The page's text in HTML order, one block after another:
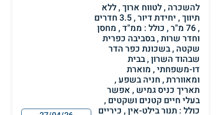
להשכרה , לטווח ארוך , ללא
תיווך , יחידת דיור , 3.5 חדרים
, 76 מ"ר , כולל : ממ"ד , מחסן
וחדר שרות , בסביבה כפרית
שקטה , בשכונת כפר הדר
שבהוד השרון , בבית
דו-משפחתי , מוארת
ומאווררת , חניה בשפע ,
תאריך כניס גמיש , אפשר
בעלי חיים קטנים ושקטים ,
כולל : תנור בילט-אין , כיריים